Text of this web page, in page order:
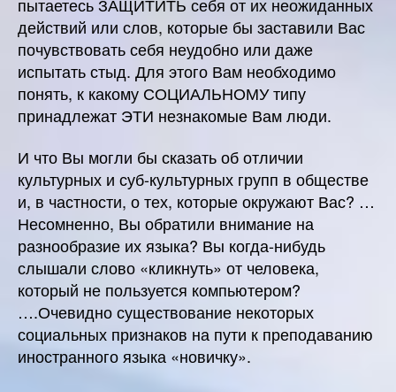
действий или слов, которые бы заставили Вас
почувствовать себя неудобно или даже
испытать стыд. Для этого Вам необходимо
понять, к какому СОЦИАЛЬНОМУ типу
принадлежат ЭТИ незнакомые Вам люди.
И что Вы могли бы сказать об отличии
культурных и суб-культурных групп в обществе
и, в частности, о тех, которые окружают Вас? …
Несомненно, Вы обратили внимание на
разнообразие их языка? Вы когда-нибудь
слышали слово «кликнуть» от человека,
который не пользуется компьютером?
….Очевидно существование некоторых
социальных признаков на пути к преподаванию
иностранного языка «новичку».